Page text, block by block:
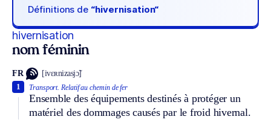
Définitions de “hivernisation“
hivernisation
nom féminin
FR [ivɛʀnizasjɔ̃]
Transport. Relatif au chemin de fer
Ensemble des équipements destinés à protéger un
matériel des dommages causés par le froid hivernal.
1